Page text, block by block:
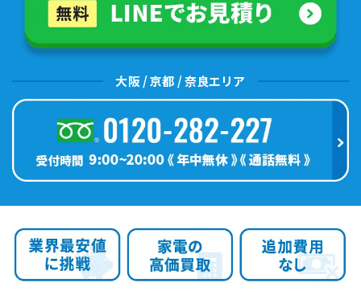
大阪 / 京都 / 奈良エリア